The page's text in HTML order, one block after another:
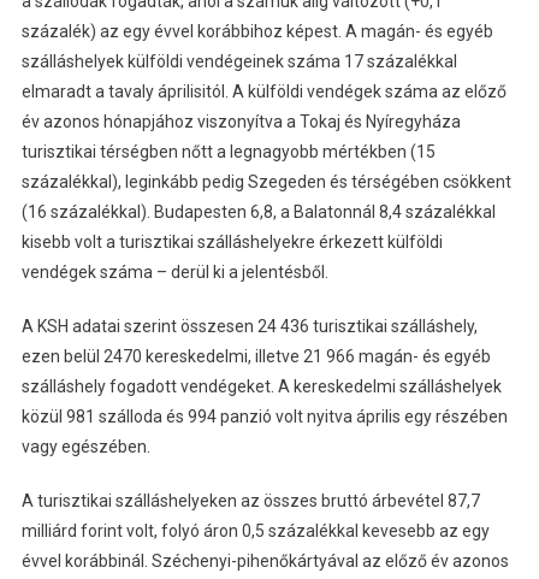
százalék) az egy évvel korábbihoz képest. A magán- és egyéb
szálláshelyek külföldi vendégeinek száma 17 százalékkal
elmaradt a tavaly áprilisitól. A külföldi vendégek száma az előző
év azonos hónapjához viszonyítva a Tokaj és Nyíregyháza
turisztikai térségben nőtt a legnagyobb mértékben (15
százalékkal), leginkább pedig Szegeden és térségében csökkent
(16 százalékkal). Budapesten 6,8, a Balatonnál 8,4 százalékkal
kisebb volt a turisztikai szálláshelyekre érkezett külföldi
vendégek száma – derül ki a jelentésből.
A KSH adatai szerint összesen 24 436 turisztikai szálláshely,
ezen belül 2470 kereskedelmi, illetve 21 966 magán- és egyéb
szálláshely fogadott vendégeket. A kereskedelmi szálláshelyek
közül 981 szálloda és 994 panzió volt nyitva április egy részében
vagy egészében.
A turisztikai szálláshelyeken az összes bruttó árbevétel 87,7
milliárd forint volt, folyó áron 0,5 százalékkal kevesebb az egy
évvel korábbinál. Széchenyi-pihenőkártyával az előző év azonos